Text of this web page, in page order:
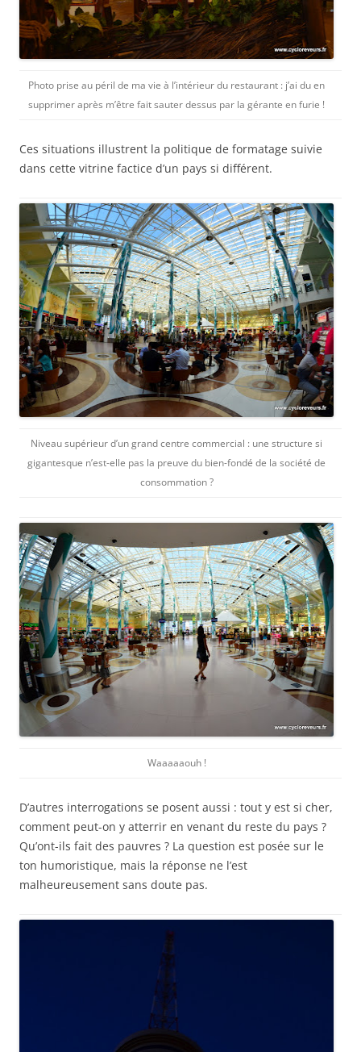
Photo prise au péril de ma vie à l’intérieur du restaurant : j’ai du en
supprimer après m’être fait sauter dessus par la gérante en furie !
Ces situations illustrent la politique de formatage suivie
dans cette vitrine factice d’un pays si différent.
Niveau supérieur d’un grand centre commercial : une structure si
gigantesque n’est-elle pas la preuve du bien-fondé de la société de
consommation ?
Waaaaaouh !
D’autres interrogations se posent aussi : tout y est si cher,
comment peut-on y atterrir en venant du reste du pays ?
Qu’ont-ils fait des pauvres ? La question est posée sur le
ton humoristique, mais la réponse ne l’est
malheureusement sans doute pas.